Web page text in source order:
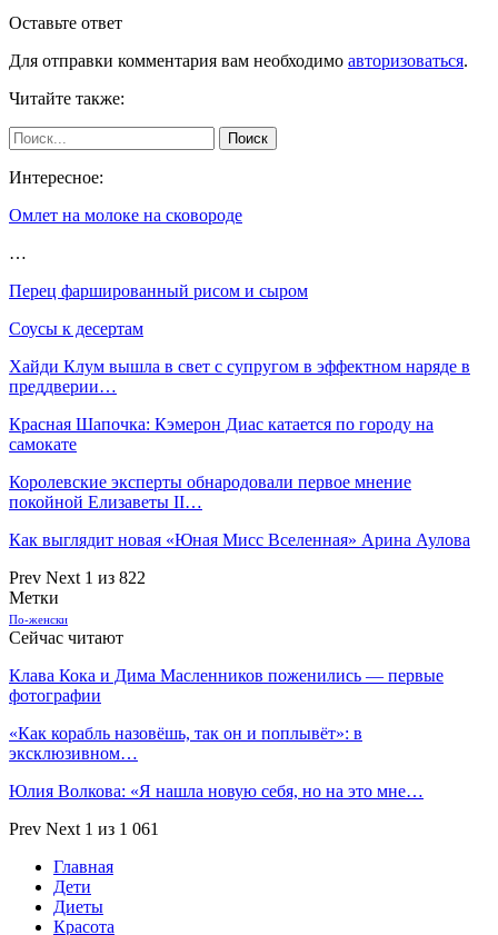
Оставьте ответ
Для отправки комментария вам необходимо авторизоваться.
Читайте также:
Интересное:
Омлет на молоке на сковороде
…
Перец фаршированный рисом и сыром
Соусы к десертам
Хайди Клум вышла в свет с супругом в эффектном наряде в
преддверии…
Красная Шапочка: Кэмерон Диас катается по городу на
самокате
Королевские эксперты обнародовали первое мнение
покойной Елизаветы II…
Как выглядит новая «Юная Мисс Вселенная» Арина Аулова
Prev Next 1 из 822
Метки
По-женски
Сейчас читают
Клава Кока и Дима Масленников поженились — первые
фотографии
«Как корабль назовёшь, так он и поплывёт»: в
эксклюзивном…
Юлия Волкова: «Я нашла новую себя, но на это мне…
Prev Next 1 из 1 061
Главная
Дети
Диеты
Красота